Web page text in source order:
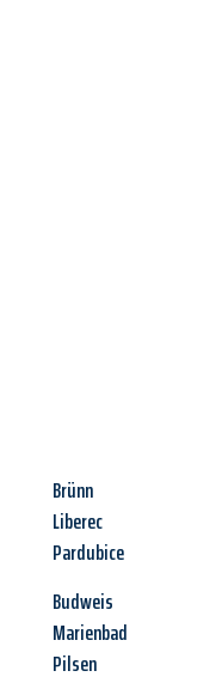
Brünn
Liberec
Pardubice
Budweis
Marienbad
Pilsen